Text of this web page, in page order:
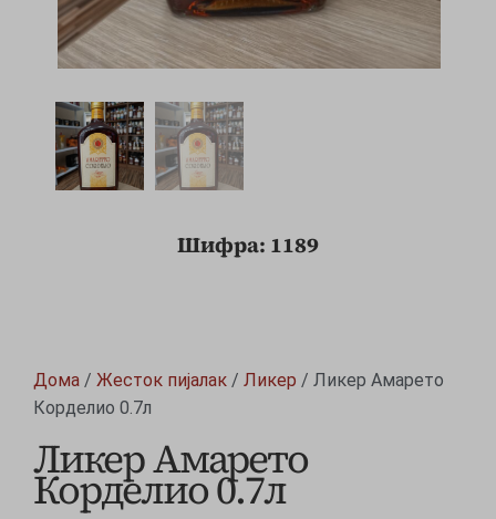
Шифра: 1189
Дома / Жесток пијалак / Ликер / Ликер Амарето
Корделио 0.7л
Ликер Амарето
Корделио 0.7л